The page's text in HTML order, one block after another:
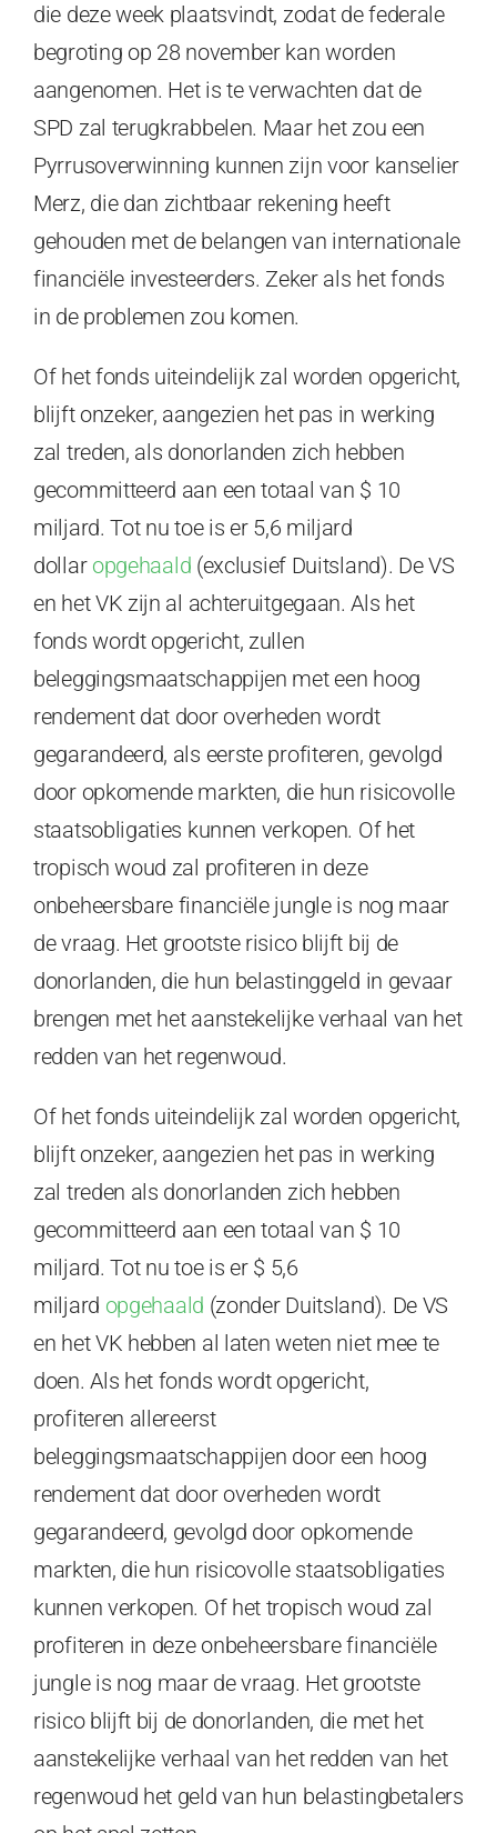
die deze week plaatsvindt, zodat de federale
begroting op 28 november kan worden
aangenomen. Het is te verwachten dat de
SPD zal terugkrabbelen. Maar het zou een
Pyrrusoverwinning kunnen zijn voor kanselier
Merz, die dan zichtbaar rekening heeft
gehouden met de belangen van internationale
financiële investeerders. Zeker als het fonds
in de problemen zou komen.
Of het fonds uiteindelijk zal worden opgericht,
blijft onzeker, aangezien het pas in werking
zal treden, als donorlanden zich hebben
gecommitteerd aan een totaal van $ 10
miljard. Tot nu toe is er 5,6 miljard
dollar opgehaald (exclusief Duitsland). De VS
en het VK zijn al achteruitgegaan. Als het
fonds wordt opgericht, zullen
beleggingsmaatschappijen met een hoog
rendement dat door overheden wordt
gegarandeerd, als eerste profiteren, gevolgd
door opkomende markten, die hun risicovolle
staatsobligaties kunnen verkopen. Of het
tropisch woud zal profiteren in deze
onbeheersbare financiële jungle is nog maar
de vraag. Het grootste risico blijft bij de
donorlanden, die hun belastinggeld in gevaar
brengen met het aanstekelijke verhaal van het
redden van het regenwoud.
Of het fonds uiteindelijk zal worden opgericht,
blijft onzeker, aangezien het pas in werking
zal treden als donorlanden zich hebben
gecommitteerd aan een totaal van $ 10
miljard. Tot nu toe is er $ 5,6
miljard opgehaald (zonder Duitsland). De VS
en het VK hebben al laten weten niet mee te
doen. Als het fonds wordt opgericht,
profiteren allereerst
beleggingsmaatschappijen door een hoog
rendement dat door overheden wordt
gegarandeerd, gevolgd door opkomende
markten, die hun risicovolle staatsobligaties
kunnen verkopen. Of het tropisch woud zal
profiteren in deze onbeheersbare financiële
jungle is nog maar de vraag. Het grootste
risico blijft bij de donorlanden, die met het
aanstekelijke verhaal van het redden van het
regenwoud het geld van hun belastingbetalers